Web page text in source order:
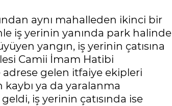
aynı mahalleden ikinci bir
iş yerinin yanında park halinde
yangın, iş yerinin çatısına
Camii İmam Hatibi
gelen itfaiye ekipleri
ya da yaralanma
iş yerinin çatısında ise